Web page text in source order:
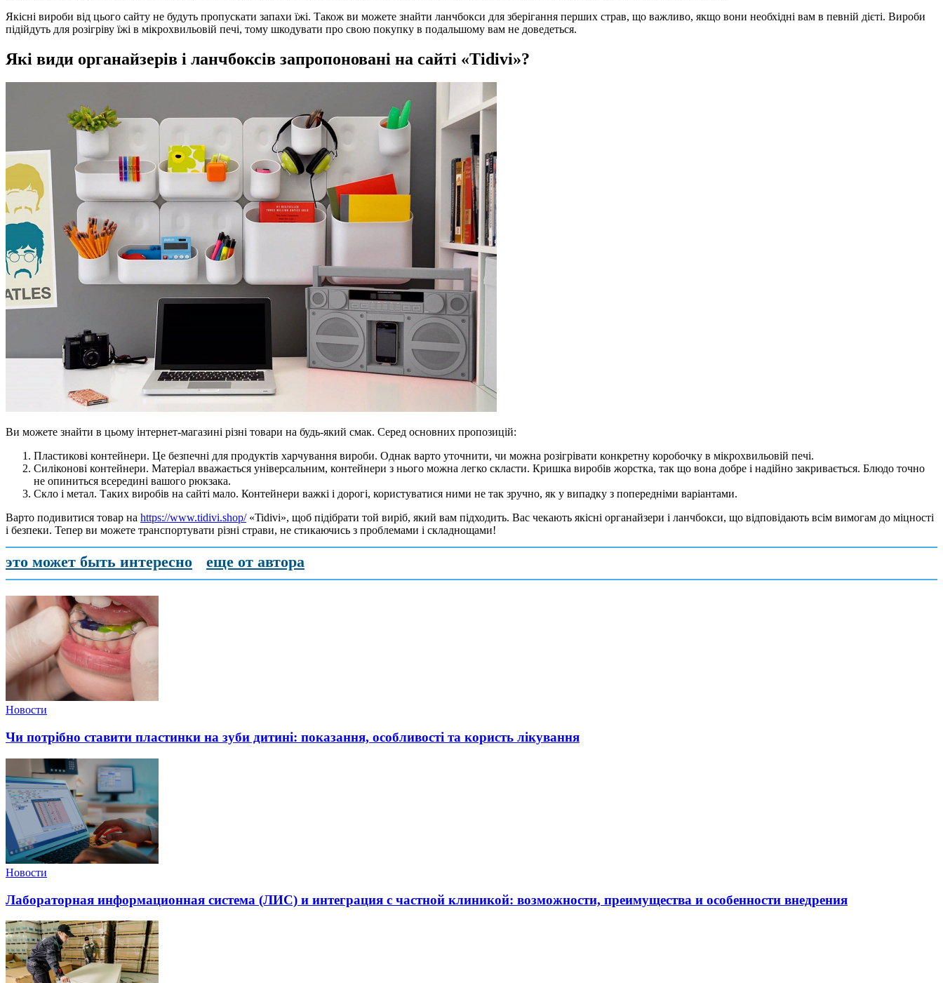
Якісні вироби від цього сайту не будуть пропускати запахи їжі. Також ви можете знайти ланчбокси для зберігання перших страв, що важливо, якщо вони необхідні вам в певній дієті. Вироби
підійдуть для розігріву їжі в мікрохвильовій печі, тому шкодувати про свою покупку в подальшому вам не доведеться.
Які види органайзерів і ланчбоксів запропоновані на сайті «Tidivi»?
Ви можете знайти в цьому інтернет-магазині різні товари на будь-який смак. Серед основних пропозицій:
Пластикові контейнери. Це безпечні для продуктів харчування вироби. Однак варто уточнити, чи можна розігрівати конкретну коробочку в мікрохвильовій печі.
Силіконові контейнери. Матеріал вважається універсальним, контейнери з нього можна легко скласти. Кришка виробів жорстка, так що вона добре і надійно закривається. Блюдо точно
не опиниться всередині вашого рюкзака.
Скло і метал. Таких виробів на сайті мало. Контейнери важкі і дорогі, користуватися ними не так зручно, як у випадку з попередніми варіантами.
Варто подивитися товар на https://www.tidivi.shop/«Tidivi», щоб підібрати той виріб, який вам підходить. Вас чекають якісні органайзери і ланчбокси, що відповідають всім вимогам до міцності
і безпеки. Тепер ви можете транспортувати різні страви, не стикаючись з проблемами і складнощами!
это может быть интересно еще от автора
Новости
Чи потрібно ставити пластинки на зуби дитині: показання, особливості та користь лікування
Новости
Лабораторная информационная система (ЛИС) и интеграция с частной клиникой: возможности, преимущества и особенности внедрения